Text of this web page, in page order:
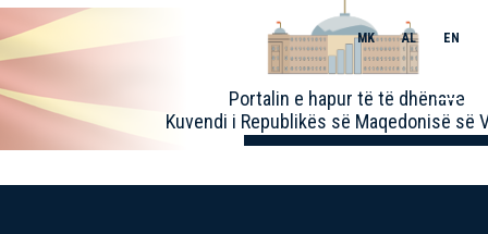
Portalin e hapur të të dhënave
Kuvendi i Republikës së Maqedonisë së
MK AL EN
Toggle